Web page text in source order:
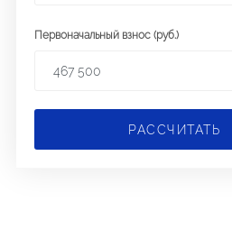
Первоначальный взнос (руб.)
РАССЧИТАТЬ